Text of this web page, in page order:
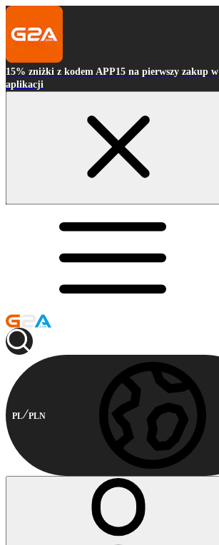
15% zniżki z kodem APP15 na pierwszy zakup w
aplikacji
PL PLN